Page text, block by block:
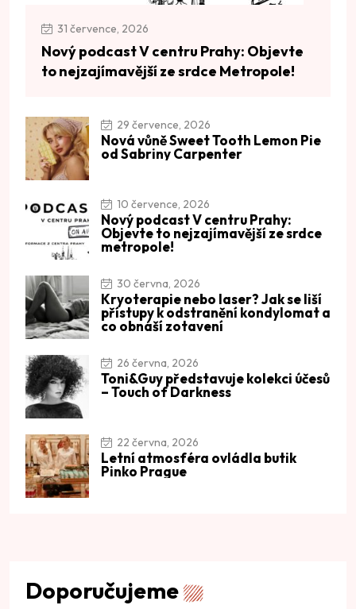
31 července, 2026
Nový podcast V centru Prahy: Objevte
to nejzajímavější ze srdce Metropole!
29 července, 2026
Nová vůně Sweet Tooth Lemon Pie
od Sabriny Carpenter
10 července, 2026
Nový podcast V centru Prahy:
Objevte to nejzajímavější ze srdce
metropole!
30 června, 2026
Kryoterapie nebo laser? Jak se liší
přístupy k odstranění kondylomat a
co obnáší zotavení
26 června, 2026
Toni&Guy představuje kolekci účesů
– Touch of Darkness
22 června, 2026
Letní atmosféra ovládla butik
Pinko Prague
Doporučujeme